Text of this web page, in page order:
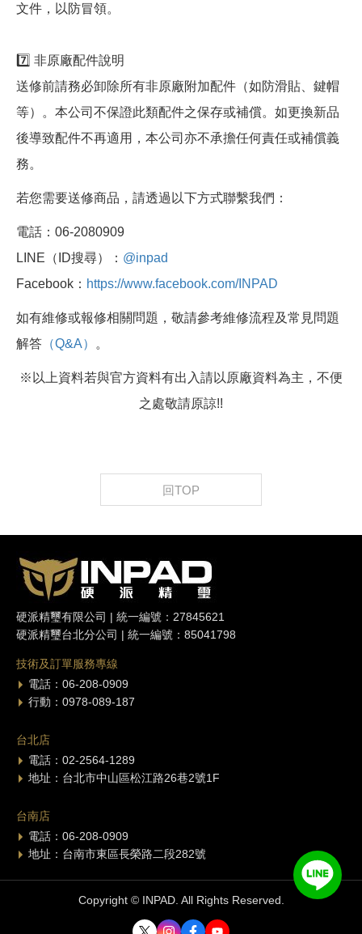
文件，以防冒領。
7️⃣ 非原廠配件說明
送修前請務必卸除所有非原廠附加配件（如防滑貼、鍵帽
等）。本公司不保證此類配件之保存或補償。如更換新品
後導致配件不再適用，本公司亦不承擔任何責任或補償義
務。
若您需要送修商品，請透過以下方式聯繫我們：
電話：06-2080909
LINE（ID搜尋）： @inpad
Facebook： https://www.facebook.com/INPAD
如有維修或報修相關問題，敬請參考維修流程及常見問題
解答 （Q&A） 。
※以上資料若與官方資料有出入請以原廠資料為主，不便
之處敬請原諒!!
回TOP
硬派精璽有限公司 | 統一編號：27845621
硬派精璽台北分公司 | 統一編號：85041798
技術及訂單服務專線
電話：06-208-0909
行動：0978-089-187
台北店
電話：02-2564-1289
地址：台北市中山區松江路26巷2號1F
台南店
電話：06-208-0909
地址：台南市東區長榮路二段282號
Copyright © INPAD. All Rights Reserved.